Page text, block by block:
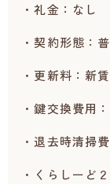
・礼金：なし
・契約形態：
・更新料：新
・鍵交換費用
・退去時清掃
・くらしーど